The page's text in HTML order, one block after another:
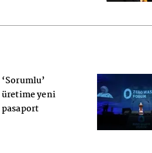
‘Sorumlu’
üretime yeni
pasaport